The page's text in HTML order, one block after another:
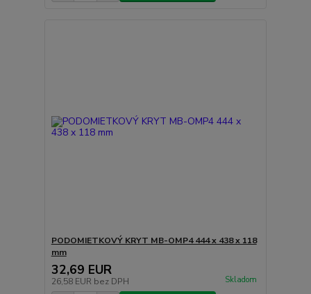
PODOMIETKOVÝ KRYT MB-OMP4 444 x 438 x 118
mm
32,69 EUR
26,58 EUR bez DPH Skladom